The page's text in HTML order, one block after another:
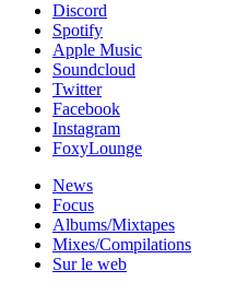
Discord
Spotify
Apple Music
Soundcloud
Twitter
Facebook
Instagram
FoxyLounge
News
Focus
Albums/Mixtapes
Mixes/Compilations
Sur le web